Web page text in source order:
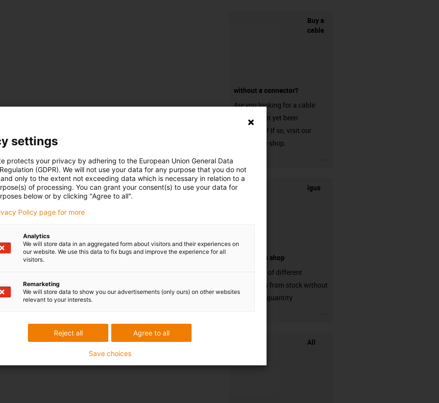
Buy a
cable
without a connector?
Are you looking for a cable
that has not yet been
harnessed? If so, visit our
chainflex® shop.
igus
connectors shop
big variaty of different
connectors from stock without
min. order quantity
All
settings
protects your privacy by adhering to the European Union General Data
(GDPR). We will not use your data for any purpose that you do not
only to the extent not exceeding data which is necessary in relation to a
of processing. You can grant your consent(s) to use your data for
below or by clicking "Agree to all".
Policy page for more
Analytics
We will store data in an aggregated form about visitors and their experiences on
our website. We use this data to fix bugs and improve the experience for all
visitors.
Remarketing
We will store data to show you our advertisements (only ours) on other websites
relevant to your interests.
Agree to all
Reject all
Save choices